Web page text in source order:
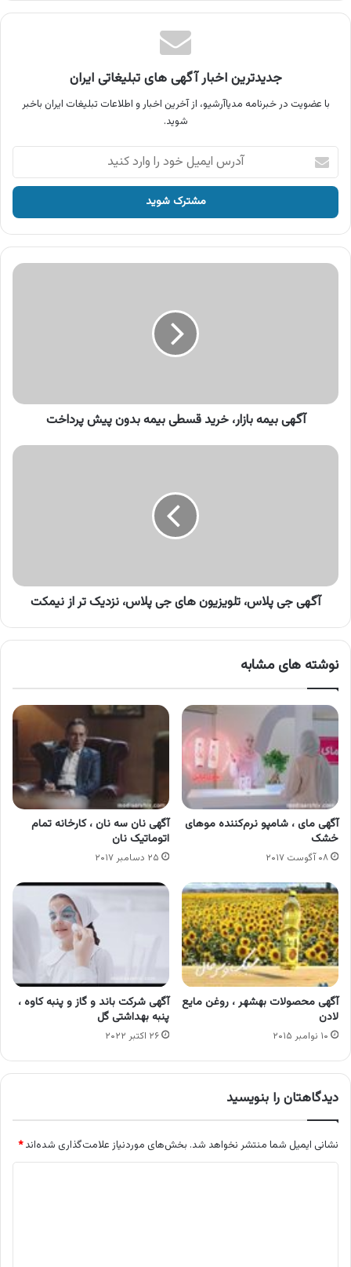
جدیدترین اخبار آگهی های تبلیغاتی ایران
با عضویت در خبرنامه مدیاآرشیو، از آخرین اخبار و اطلاعات تبلیغات ایران باخبر
شوید.
آدرس
ایمیل
خود
وارد
کنید
آگهی
پرداخت
آگهی بیمه بازار، خرید قسطی بیمه بدون پیش پرداخت
آگهی
تر
آگهی جی پلاس، تلویزیون های جی پلاس، نزدیک تر از نیمکت
نوشته های مشابه
آگهی مای ، شامپو نرم‌کننده موهای
خشک
۰۸ آگوست ۲۰۱۷
آگهی نان سه نان ، کارخانه تمام
اتوماتیک نان
۲۵ دسامبر ۲۰۱۷
آگهی محصولات بهشهر ، روغن مایع
لادن
۱۰ نوامبر ۲۰۱۵
آگهی شرکت باند و گاز و پنبه کاوه ،
پنبه بهداشتی گل
۲۶ اکتبر ۲۰۲۲
دیدگاهتان را بنویسید
نشانی ایمیل شما منتشر نخواهد شد. بخش‌های موردنیاز علامت‌گذاری شده‌اند*